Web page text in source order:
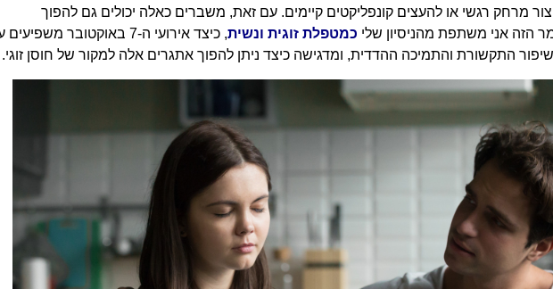
מרחק רגשי או להעצים קונפליקטים קיימים. עם זאת, משברים כאלה יכולים גם להפוך
הזה אני משתפת מהניסיון שלי כמטפלת זוגית ונשית
, כיצד אירועי ה-7 באוקטובר
התקשורת והתמיכה ההדדית, ומדגישה כיצד ניתן להפוך אתגרים אלה למקור של חוסן זוגי.